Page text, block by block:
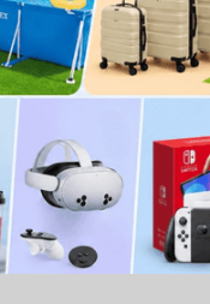
קרא